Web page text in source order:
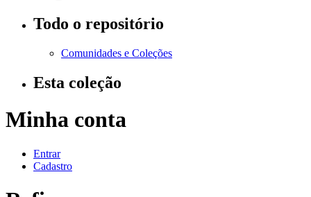
Todo o repositório
Comunidades e Coleções
Esta coleção
Minha conta
Entrar
Cadastro